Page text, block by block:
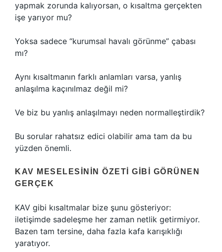
yapmak zorunda kalıyorsan, o kısaltma gerçekten
işe yarıyor mu?
Yoksa sadece “kurumsal havalı görünme” çabası
mı?
Aynı kısaltmanın farklı anlamları varsa, yanlış
anlaşılma kaçınılmaz değil mi?
Ve biz bu yanlış anlaşılmayı neden normalleştirdik?
Bu sorular rahatsız edici olabilir ama tam da bu
yüzden önemli.
KAV MESELESININ ÖZETI GIBI GÖRÜNEN
GERÇEK
KAV gibi kısaltmalar bize şunu gösteriyor:
iletişimde sadeleşme her zaman netlik getirmiyor.
Bazen tam tersine, daha fazla kafa karışıklığı
yaratıyor.